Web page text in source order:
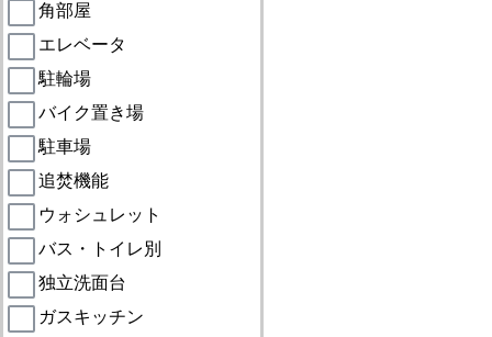
角部屋
エレベータ
駐輪場
バイク置き場
駐車場
追焚機能
ウォシュレット
バス・トイレ別
独立洗面台
ガスキッチン